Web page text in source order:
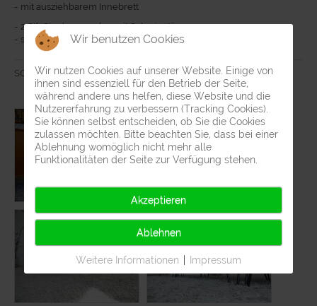
- mit ausziehbarem Innebrett
- 2 Stk Staukommoden mit Schwingtüren
- schöner stabiler Schwingbelag
SOLD
Wir benutzen Cookies
Wir nutzen Cookies auf unserer Website. Einige von
ihnen sind essenziell für den Betrieb der Seite,
während andere uns helfen, diese Website und die
Nutzererfahrung zu verbessern (Tracking Cookies).
Sie können selbst entscheiden, ob Sie die Cookies
zulassen möchten. Bitte beachten Sie, dass bei einer
Ablehnung womöglich nicht mehr alle
Funktionalitäten der Seite zur Verfügung stehen.
Akzeptieren
Ablehnen
Weitere Informationen Impressum